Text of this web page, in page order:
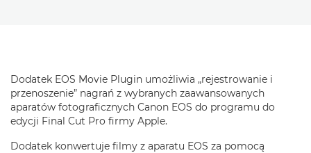
Dodatek EOS Movie Plugin umożliwia „rejestrowanie i
przenoszenie” nagrań z wybranych zaawansowanych
aparatów fotograficznych Canon EOS do programu do
edycji Final Cut Pro firmy Apple.
Dodatek konwertuje filmy z aparatu EOS za pomocą